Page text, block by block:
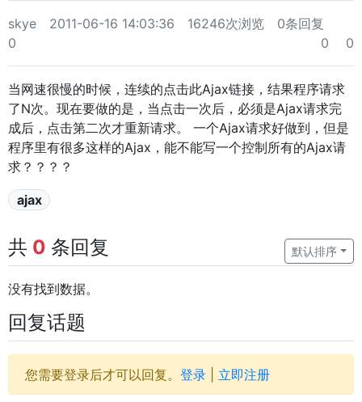
skye 2011-06-16 14:03:36 16246次浏览
0条回复
0
0 0
当网速很慢的时候，连续的点击此Ajax链接，结果程序请求
了N次。现在要做的是，当点击一次后，必须是Ajax请求完
成后，点击第二次才重新请求。 一个Ajax请求好做到，但是
程序里有很多这样的Ajax，能不能写一个控制所有的Ajax请
求？？？？
ajax
共 0 条回复 默认排序
没有找到数据。
回复话题
您需要登录后才可以回复。 登录 立即注册